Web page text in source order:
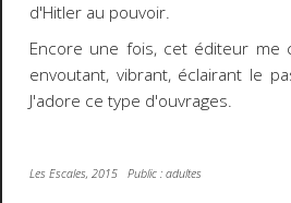
d'Hitler au pouvoir.
Encore une fois, cet éditeur me
envoutant, vibrant, éclairant le
J'adore ce type d'ouvrages.
Les Escales, 2015 Public : adultes